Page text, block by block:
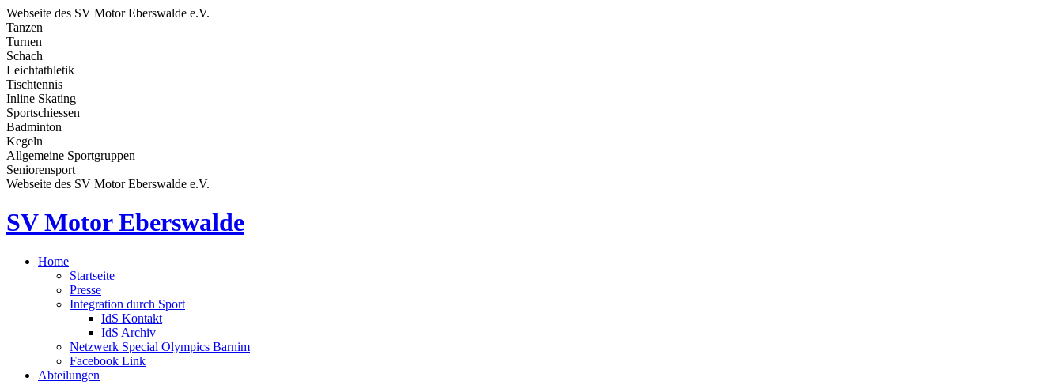
Webseite des SV Motor Eberswalde e.V.
Tanzen
Turnen
Schach
Leichtathletik
Tischtennis
Inline Skating
Sportschiessen
Badminton
Kegeln
Allgemeine Sportgruppen
Seniorensport
Webseite des SV Motor Eberswalde e.V.
SV Motor Eberswalde
Home
Startseite
Presse
Integration durch Sport
IdS Kontakt
IdS Archiv
Netzwerk Special Olympics Barnim
Facebook Link
Abteilungen